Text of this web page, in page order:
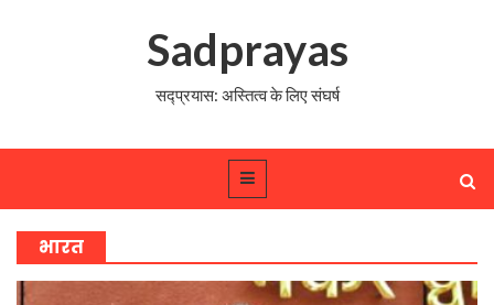
Sadprayas
सद्प्रयास: अस्तित्व के लिए संघर्ष
भारत